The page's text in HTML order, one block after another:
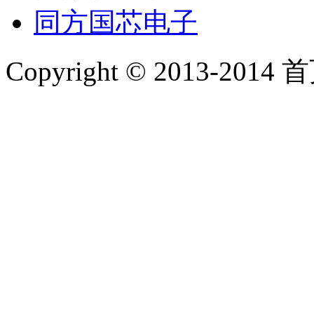
同方国芯电子
Copyright © 2013-2014